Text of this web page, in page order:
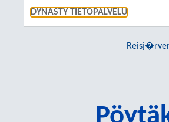
DYNASTY TIETOPALVELU